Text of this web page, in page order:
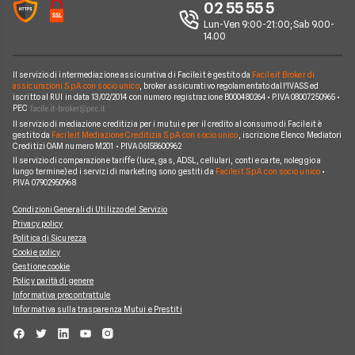
Lavora in Facile.it
Notizie noleggio 02 55 55 5
Lun-Ven 9:00-21:00; Sab 9.00-
14.00
Il servizio di intermediazione assicurativa di Facile.it è gestito da Facile.it Broker di
assicurazioni S.p.A. con socio unico, broker assicurativo regolamentato dall'IVASS ed
iscritto al RUI in data 13/02/2014 con numero registrazione B000480264 • P.IVA 08007250965 •
PEC
Il servizio di mediazione creditizia per i mutui e per il credito al consumo di Facile.it è
gestito da Facile.it Mediazione Creditizia S.p.A. con socio unico , iscrizione Elenco Mediatori
Creditizi OAM numero M201 • P.IVA 06158600962
Il servizio di comparazione tariffe (luce, gas, ADSL, cellulari, conti e carte, noleggio a
lungo termine) ed i servizi di marketing sono gestiti da Facile.it S.p.A. con socio unico•
P.IVA 07902950968
Condizioni Generali di Utilizzo del Servizio
Privacy policy
Politica di Sicurezza
Cookie policy
Gestione cookie
Policy parità di genere
Informativa precontrattule
Informativa sulla trasparenza Mutui e Prestiti